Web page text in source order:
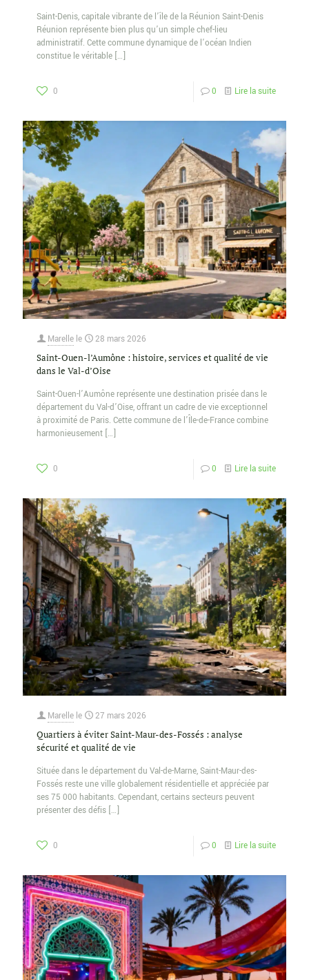
Saint-Denis, capitale vibrante de l’île de la Réunion Saint-Denis
Réunion représente bien plus qu’un simple chef-lieu
administratif. Cette commune dynamique de l’océan Indien
constitue le véritable […]
0 0 Lire la suite
Marelle le 28 mars 2026
Saint-Ouen-l’Aumône : histoire, services et qualité de vie
dans le Val-d’Oise
Saint-Ouen-l’Aumône représente une destination prisée dans le
département du Val-d’Oise, offrant un cadre de vie exceptionnel
à proximité de Paris. Cette commune de l’Île-de-France combine
harmonieusement […]
0 0 Lire la suite
Marelle le 27 mars 2026
Quartiers à éviter Saint-Maur-des-Fossés : analyse
sécurité et qualité de vie
Située dans le département du Val-de-Marne, Saint-Maur-des-
Fossés reste une ville globalement résidentielle et appréciée par
ses 75 000 habitants. Cependant, certains secteurs peuvent
présenter des défis […]
0 0 Lire la suite